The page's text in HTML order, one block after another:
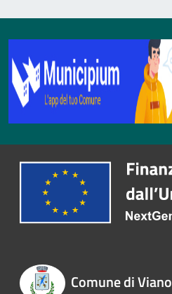
Comune di Viano